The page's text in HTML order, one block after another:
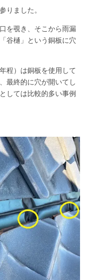
りました。
を覗き、そこから雨漏
谷樋」という銅板に穴
程）は銅板を使用して
最終的に穴が開いてし
しては比較的多い事例